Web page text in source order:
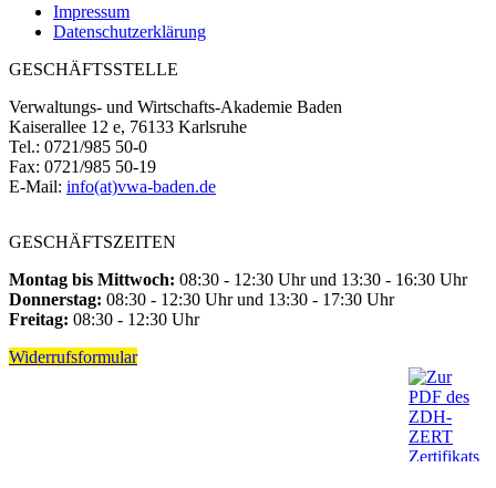
Impressum
Datenschutzerklärung
GESCHÄFTSSTELLE
Verwaltungs- und Wirtschafts-Akademie Baden
Kaiserallee 12 e, 76133 Karlsruhe
Tel.: 0721/985 50-0
Fax: 0721/985 50-19
E-Mail: info(at)vwa-baden.de
GESCHÄFTSZEITEN
Montag bis Mittwoch: 08:30 - 12:30 Uhr und 13:30 - 16:30 Uhr
Donnerstag: 08:30 - 12:30 Uhr und 13:30 - 17:30 Uhr
Freitag: 08:30 - 12:30 Uhr
Widerrufsformular